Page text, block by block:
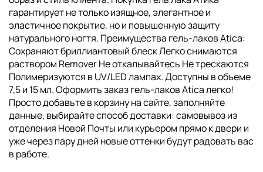
гарантирует не только изящное, элегантное и
эластичное покрытие, но и повышенную защиту
натурального ногтя. Преимущества гель-лаков Atica:
Сохраняют бриллиантовый блеск Легко снимаются
раствором Remover Не откалывайтесь Не трескаются
Полимеризуются в UV/LED лампах. Доступны в объеме
7,5 и 15 мл. Оформить заказ гель-лаков Atica легко!
Просто добавьте в корзину на сайте, заполняйте
данные, выбирайте способ доставки: самовывоз из
отделения Новой Почты или курьером прямо к двери и
уже через пару дней новые оттенки будут радовать вас
в работе.